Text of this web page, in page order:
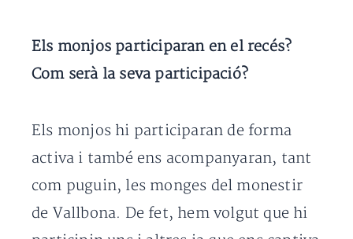
Els monjos participaran en el recés?
Com serà la seva participació?
Els monjos hi participaran de forma
activa i també ens acompanyaran, tant
com puguin, les monges del monestir
de Vallbona. De fet, hem volgut que hi